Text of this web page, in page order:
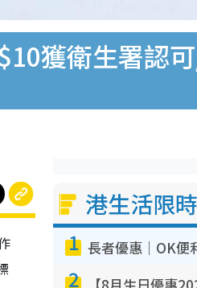
獲衛生署認
港生活限
1
2